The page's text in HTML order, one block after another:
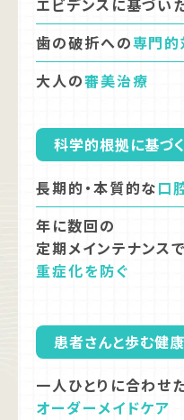
エビデンスに基づい
歯の破折への専門的
大人の審美治療
科学的根拠に基づ
長期的・本質的な口
年に数回の
定期メインテナンスで
重症化を防ぐ
患者さんと歩む健康
一人ひとりに合わせ
オーダーメイドケア